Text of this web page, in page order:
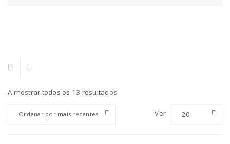
A mostrar todos os 13 resultados
Ordenar por mais recentes Ver 20